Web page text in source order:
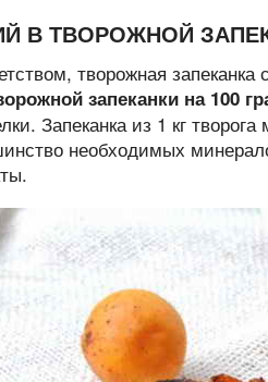
В ТВОРОЖНОЙ
творожная
запеканки на 100
Запеканка из 1 кг
необходимых